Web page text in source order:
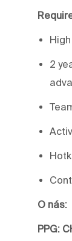
2
O nás:
PPG: